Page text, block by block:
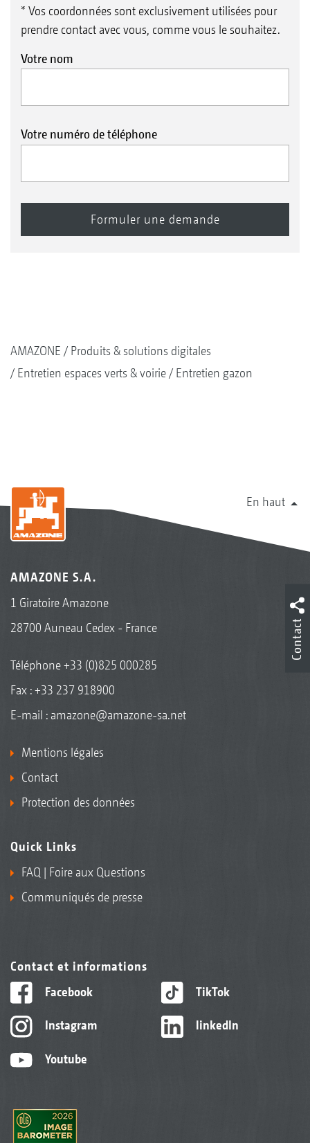
* Vos coordonnées sont exclusivement utilisées pour
prendre contact avec vous, comme vous le souhaitez.
Votre nom
Votre numéro de téléphone
AMAZONE
Produits & solutions digitales
Entretien espaces verts & voirie
Entretien gazon
En haut
AMAZONE S.A.
1 Giratoire Amazone
28700 Auneau Cedex - France
Téléphone+33 (0)825 000285
Fax : +33 237 918900
E-mail : amazone@amazone-sa.net
Mentions légales
Contact
Protection des données
Quick Links
FAQ | Foire aux Questions
Communiqués de presse
Contact et informations
Facebook
Instagram
Youtube
TikTok
linkedIn
Contact